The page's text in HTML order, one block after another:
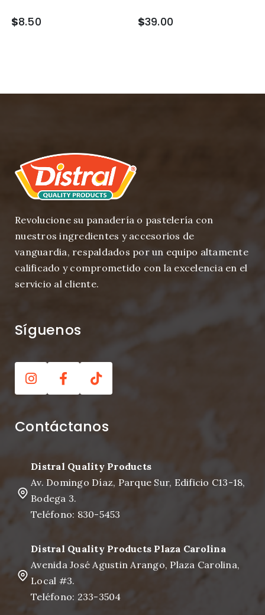
$8.50 $39.00
Revolucione su panadería o pastelería con
nuestros ingredientes y accesorios de
vanguardia, respaldados por un equipo altamente
calificado y comprometido con la excelencia en el
servicio al cliente.
Síguenos
Contáctanos
Distral Quality Products
Av. Domingo Díaz, Parque Sur, Edificio C13-18,
Bodega 3.
Teléfono: 830-5453
Distral Quality Products Plaza Carolina
Avenida José Agustin Arango, Plaza Carolina,
Local #3.
Teléfono: 233-3504